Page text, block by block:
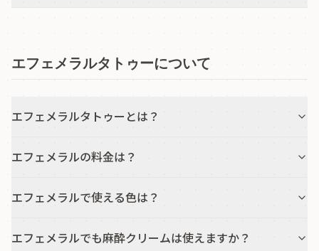
エフェメラルタトゥーについて
エフェメラルタトゥーとは？
エフェメラルの料金は？
エフェメラルで使える色は？
エフェメラルでも麻酔クリームは使えますか？